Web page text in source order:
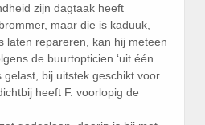
zijn dagtaak heeft
maar die is kaduuk,
laten repareren, kan hij meteen
de buurtopticien ‘uit één
gelast, bij uitstek geschikt voor
heeft F. voorlopig de